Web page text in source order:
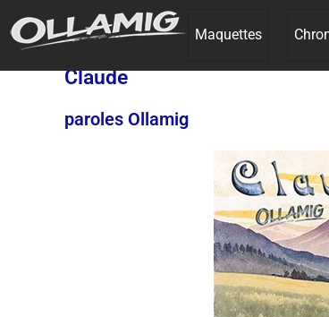
Maquettes
Claude
paroles Ollamig